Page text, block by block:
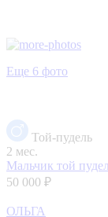
Еще 6 фото
Той-пудель
2 мес.
Мальчик той
50 000 ₽
ОЛЬГА